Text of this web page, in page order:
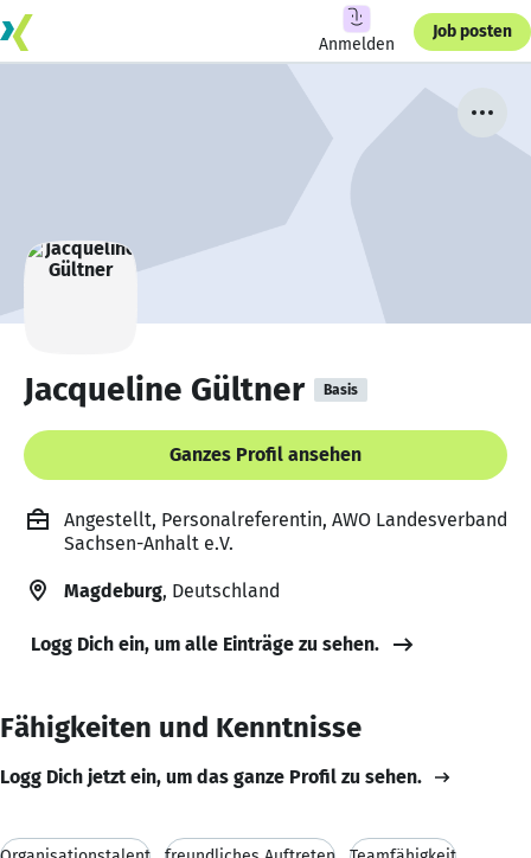
Anmelden
Job posten
Jacqueline Gültner Basis
Ganzes Profil ansehen
Angestellt, Personalreferentin, AWO Landesverband
Sachsen-Anhalt e.V.
Magdeburg, Deutschland
Logg Dich ein, um alle Einträge zu sehen.
Fähigkeiten und Kenntnisse
Logg Dich jetzt ein, um das ganze Profil zu sehen.